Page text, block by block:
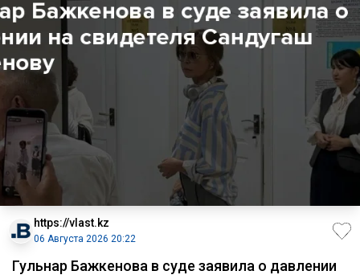
https://vlast.kz
06 Августа 2026 20:22
Гульнар Бажкенова в суде заявила о давлении